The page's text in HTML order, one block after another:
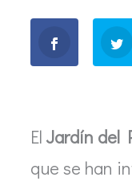
El Jardín del
que se han